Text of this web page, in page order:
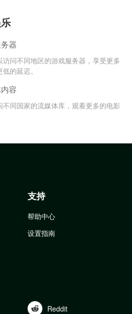
器
访问不同地区的游戏服务器，享受更多
的延迟。
容
不同国家的流媒体库，观看更多的电影
支持
帮助中心
设置指南
Reddit